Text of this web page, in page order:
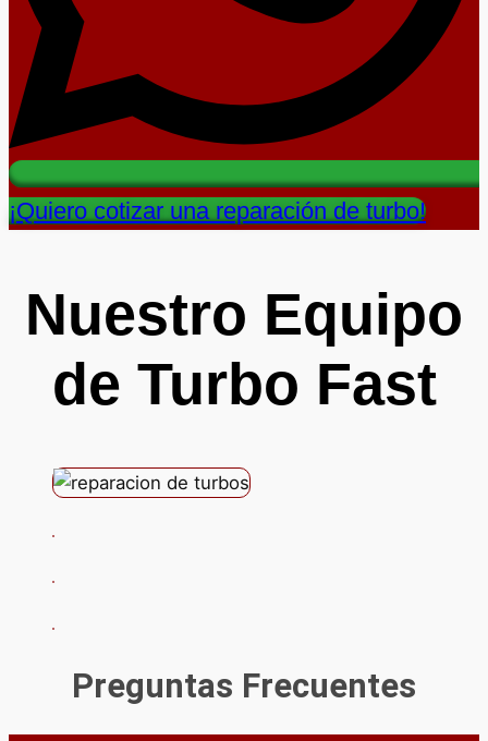
¡Quiero cotizar una reparación de turbo!
Nuestro Equipo
de Turbo Fast
Preguntas Frecuentes